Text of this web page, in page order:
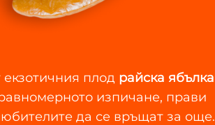
плод райска ябълка
изпичане, прави
да се връщат за още.